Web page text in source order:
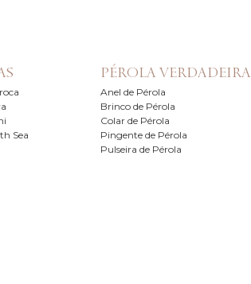
Sea
PÉROLA VERDADEIRA
Anel de Pérola
Brinco de Pérola
Colar de Pérola
Pingente de Pérola
Pulseira de Pérola